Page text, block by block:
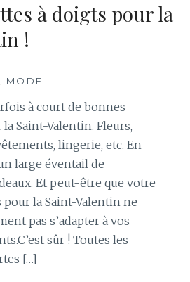
à doigts pour la
!
, MODE
à court de bonnes
Saint-Valentin. Fleurs,
lingerie, etc. En
large éventail de
Et peut-être que votre
pour la Saint-Valentin ne
pas s’adapter à vos
sûr ! Toutes les
[…]